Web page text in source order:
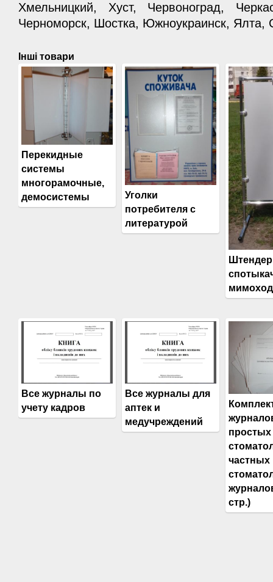
Хмельницкий, Хуст, Червоноград,
Черноморск, Шостка, Южноукраинск, Ялта,
Інші товари
Перекидные
системы
многорамочные,
демосистемы
Уголки
потребителя с
литературой
Все журналы по
учету кадров
Все журналы для
аптек и
медучреждений
простых
частных
стр.)